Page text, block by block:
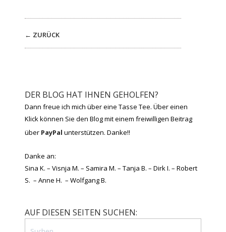
← ZURÜCK
DER BLOG HAT IHNEN GEHOLFEN?
Dann freue ich mich über eine Tasse Tee. Über einen
Klick können Sie den Blog mit einem freiwilligen Beitrag
über PayPal unterstützen. Danke!!
Danke an:
Sina K. – Visnja M. – Samira M. – Tanja B. – Dirk I. – Robert
S. – Anne H. – Wolfgang B.
AUF DIESEN SEITEN SUCHEN: